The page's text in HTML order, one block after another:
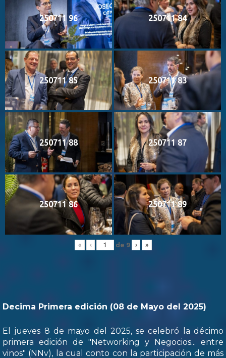
250711 96 250711 84
250711 85 250711 83
250711 88 250711 87
250711 86 250711 89
« ‹ de 9 › »
Decima Primera edición (08 de Mayo del 2025)
El jueves 8 de mayo del 2025, se celebró la décimo
primera edición de "Networking y Negocios... entre
vinos" (NNv), la cual conto con la participación de más